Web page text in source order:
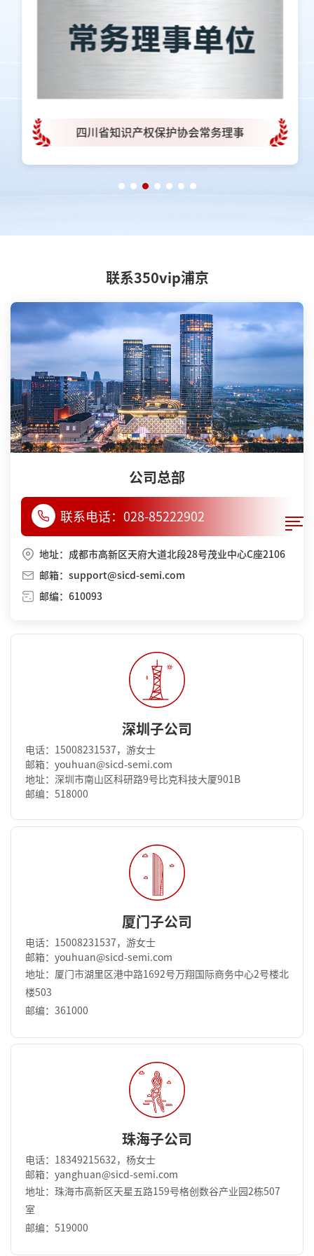
四川省知识产权保护协会常务理事
联系350vip浦京
公司总部
联系电话： 028-85222902
地址：成都市高新区天府大道北段28号茂业中心C座2106
邮箱：support@sicd-semi.com
邮编：610093
深圳子公司
电话：15008231537，游女士
邮箱：youhuan@sicd-semi.com
地址：深圳市南山区科研路9号比克科技大厦901B
邮编：518000
厦门子公司
电话：15008231537，游女士
邮箱：youhuan@sicd-semi.com
地址：厦门市湖里区港中路1692号万翔国际商务中⼼2号楼北
楼503
邮编：361000
珠海子公司
电话：18349215632，杨女士
邮箱：yanghuan@sicd-semi.com
地址：珠海市高新区天星五路159号格创数谷产业园2栋507
室
邮编：519000